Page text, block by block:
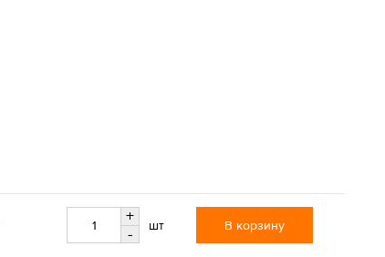
+
-
шт В корзину